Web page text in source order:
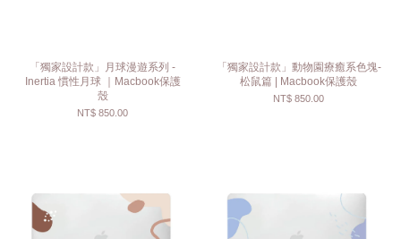
「獨家設計款」月球漫遊系列 -
Inertia 慣性月球 ｜Macbook保護
殼
NT$ 850.00
「獨家設計款」動物園療癒系色塊-
松鼠篇 | Macbook保護殼
NT$ 850.00